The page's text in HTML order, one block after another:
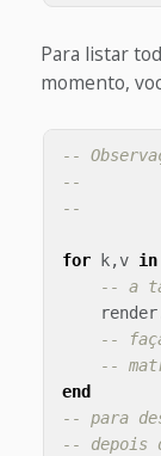
Para listar
momento,
--
--
--
for k,v in
-- a
render
--
--
end
-- para
-- depois